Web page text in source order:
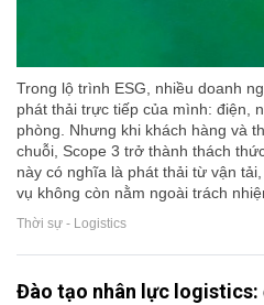
Trong lộ trình ESG, nhiều doanh
phát thải trực tiếp của mình: điện,
phòng. Nhưng khi khách hàng và
chuỗi, Scope 3 trở thành thách
này có nghĩa là phát thải từ vận
vụ không còn nằm ngoài trách
Thời sự - Logistics
Đào tạo nhân lực logistics: